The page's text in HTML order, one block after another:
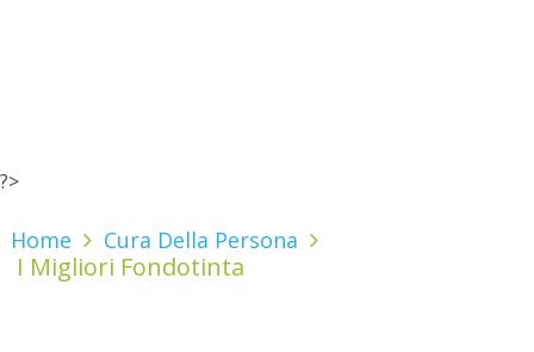
?>
Home Cura Della Persona
I Migliori Fondotinta